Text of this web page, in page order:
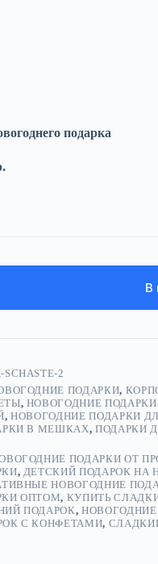
подарка
В
2
ПОДАРКИ,
, НОВОГОДНИЕ
,НОВОГОДНИЕ ПОДАРКИ
В МЕШКАХ, ПОДАРКИ
ПОДАРКИ ОТ
, ДЕТСКИЙ ПОДАРОК НА
НОВОГОДНИЕ
ОПТОМ, КУПИТЬ
ПОДАРОК,
С КОНФЕТАМИ,